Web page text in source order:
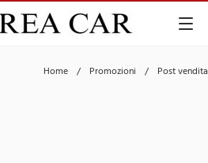
Home / Promozioni / Post vendita